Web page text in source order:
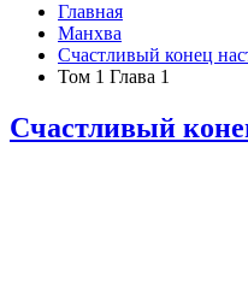
Главная
Манхва
Счастливый конец
Том 1 Глава 1
Счастливый